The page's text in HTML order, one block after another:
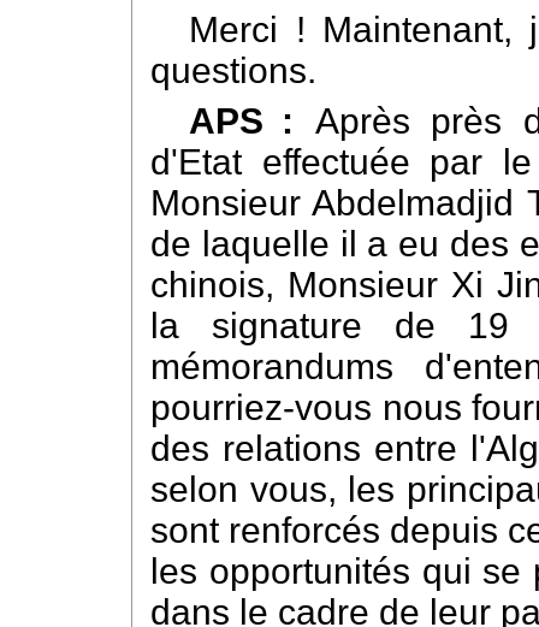
Merci !
questions.
APS : Après près
d'Etat effectuée par
Monsieur Abdelmadjid
de laquelle il a eu des
chinois, Monsieur Xi
la signature de 19
mémorandums
pourriez-vous nous
des relations entre
selon vous, les
sont renforcés depuis
les opportunités qui
dans le cadre de leur